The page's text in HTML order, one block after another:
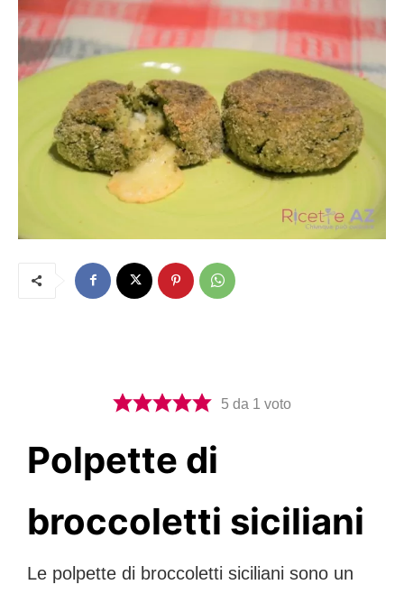
5 da 1 voto
Polpette di
broccoletti siciliani
Le polpette di broccoletti siciliani sono un